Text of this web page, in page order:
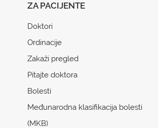
ZA PACIJENTE
Doktori
Ordinacije
Zakaži pregled
Pitajte doktora
Bolesti
Međunarodna klasifikacija bolesti
(MKB)